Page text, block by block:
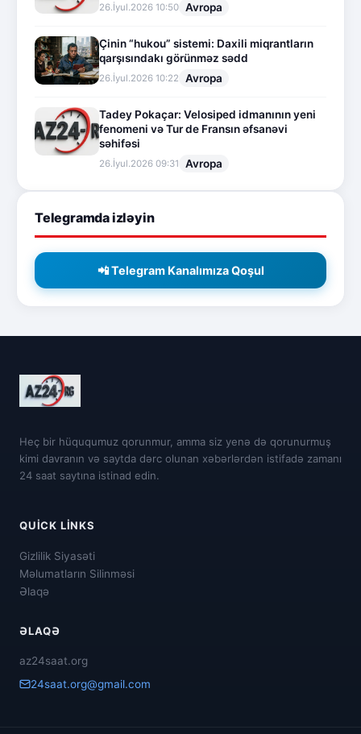
26.İyul.2026 10:50 Avropa
Çinin “hukou” sistemi: Daxili miqrantların
qarşısındakı görünməz sədd
26.İyul.2026 10:22 Avropa
Tadey Pokaçar: Velosiped idmanının yeni
fenomeni və Tur de Fransın əfsanəvi
səhifəsi
26.İyul.2026 09:31 Avropa
Telegramda izləyin
📲 Telegram Kanalımıza Qoşul
Heç bir hüququmuz qorunmur, amma siz yenə də qorunurmuş
kimi davranın və saytda dərc olunan xəbərlərdən istifadə zamanı
24 saat saytına istinad edin.
QUICK LINKS
Gizlilik Siyasəti
Məlumatların Silinməsi
Əlaqə
ƏLAQƏ
az24saat.org
24saat.org@gmail.com